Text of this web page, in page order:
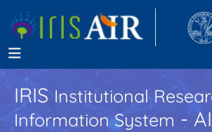
IRISInstitutional
Information System -